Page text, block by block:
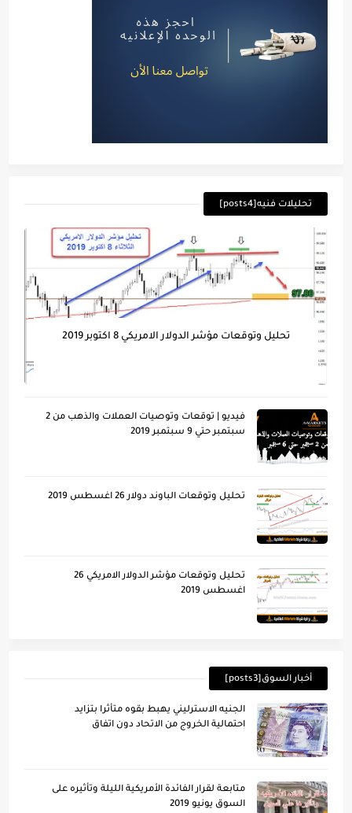
تحليلات فنيه[posts4]
تحليل وتوقعات مؤشر الدولار الامريكي 8 اكتوبر 2019
فيديو | توقعات وتوصيات العملات والذهب من 2
سبتمبر حتي 9 سبتمبر 2019
تحليل وتوقعات الباوند دولار 26 اغسطس 2019
تحليل وتوقعات مؤشر الدولار الامريكي 26
اغسطس 2019
أخبار السوق[posts3]
الجنيه الاسترليني يهبط بقوه متأثرا بتزايد
احتمالية الخروج من الاتحاد دون اتفاق
متابعة لقرار الفائدة الأمريكية الليلة وتأُثيره على
السوق يونيو 2019